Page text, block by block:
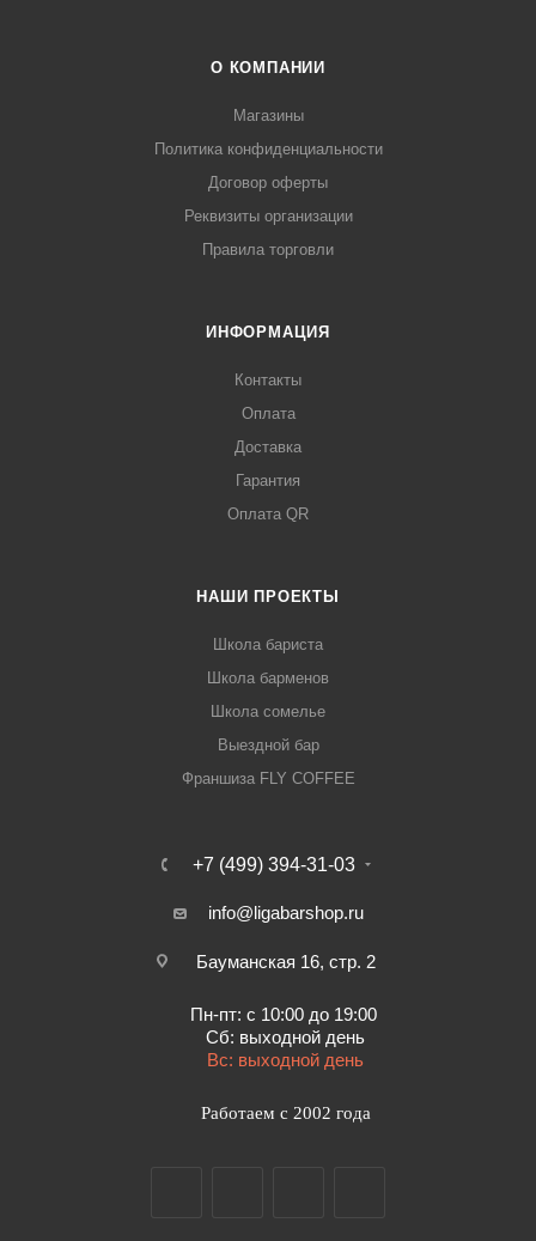
О КОМПАНИИ
Магазины
Политика конфиденциальности
Договор оферты
Реквизиты организации
Правила торговли
ИНФОРМАЦИЯ
Контакты
Оплата
Доставка
Гарантия
Оплата QR
НАШИ ПРОЕКТЫ
Школа бариста
Школа барменов
Школа сомелье
Выездной бар
Франшиза FLY COFFEE
+7 (499) 394-31-03
info@ligabarshop.ru
Бауманская 16, стр. 2
Пн-пт: с 10:00 до 19:00
Сб: выходной день
Вс: выходной день
Работаем с 2002 года